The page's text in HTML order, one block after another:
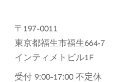
〒197-0011
東京都福生市福生664‐7
インティメトビル1F
受付 9:00-17:00 不定休